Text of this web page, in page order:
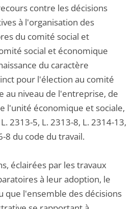
contre les décisions
à l'organisation des
du comité social et
social et économique
du caractère
pour l'élection au comité
au niveau de l'entreprise, de
l'unité économique et sociale,
2313-5, L. 2313-8, L. 2314-13,
8 du code du travail.
éclairées par les travaux
à leur adoption, le
que l'ensemble des décisions